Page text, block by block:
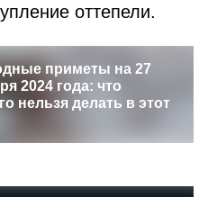
оттепели.
приметы на 27
2024 года: что
нельзя делать в этот